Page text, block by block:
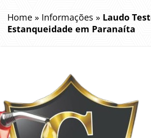
Home » Informações » Laudo
Estanqueidade em Paranaíta